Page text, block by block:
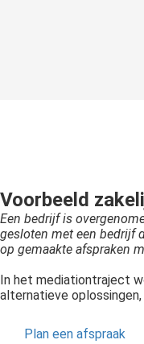
Voorbeeld
Een bedrijf is
gesloten met een bedrijf
op gemaakte afspraken
In het mediationtraject
alternatieve
Plan een afspraak